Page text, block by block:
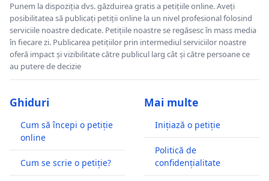
Punem la dispoziția dvs. găzduirea gratis a petițiile online. Aveți
posibilitatea să publicați petiții online la un nivel profesional folosind
serviciile noastre dedicate. Petițiile noastre se regăsesc în mass media
în fiecare zi. Publicarea petițiilor prin intermediul serviciilor noastre
oferă impact și vizibilitate către publicul larg cât și către persoane ce
au putere de decizie
Ghiduri
Cum să începi o petiție
online
Cum se scrie o petiție?
Mai multe
Inițiază o petiție
Politică de
confidențialitate